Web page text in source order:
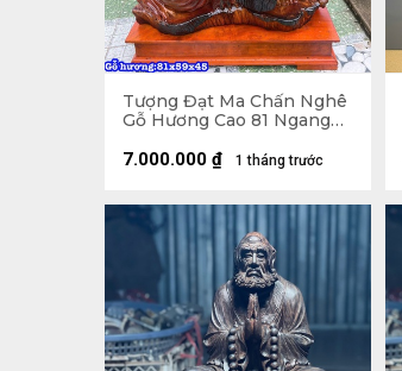
Tượng Đạt Ma Chấn Nghê
Gỗ Hương Cao 81 Ngang
1 tháng trước
7.000.000 ₫